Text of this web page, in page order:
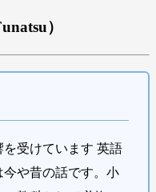
）
受けています 英語
や昔の話です。小